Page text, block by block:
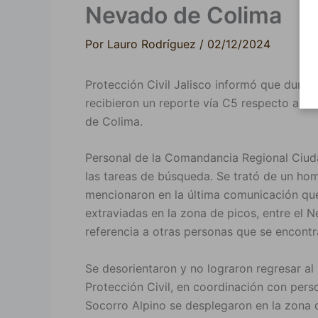
Nevado de Colima
Por Lauro Rodríguez / 02/12/2024
Protección Civil Jalisco informó que
recibieron un reporte vía C5 respecto a
de Colima.
Personal de la Comandancia Regional
las tareas de búsqueda. Se trató de un
mencionaron en la última comunicación
extraviadas en la zona de picos, entre el
referencia a otras personas que se
Se desorientaron y no lograron regresar
Protección Civil, en coordinación con
Socorro Alpino se desplegaron en la zona